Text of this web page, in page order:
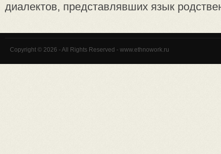
диалектов, представлявших язык
Copyright © 2026 - All Rights Reserved - www.ethnowork.ru